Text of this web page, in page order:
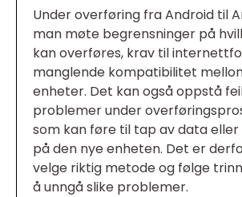
Under overføring fra Android til
man møte begrensninger på
kan overføres, krav til
manglende kompatibilitet
enheter. Det kan også oppstå
problemer under
som kan føre til tap av data
på den nye enheten. Det er
velge riktig metode og følge
å unngå slike problemer.